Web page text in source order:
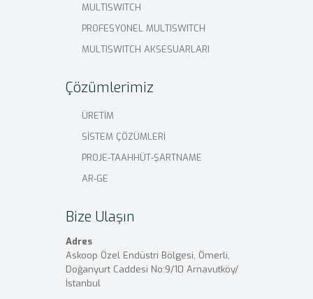
MULTISWITCH
PROFESYONEL MULTISWITCH
MULTISWITCH AKSESUARLARI
Çözümlerimiz
ÜRETİM
SİSTEM ÇÖZÜMLERİ
PROJE-TAAHHÜT-ŞARTNAME
AR-GE
Bize Ulaşın
Adres
Askoop Özel Endüstri Bölgesi, Ömerli,
Doğanyurt Caddesi No:9/10 Arnavutköy/
İstanbul